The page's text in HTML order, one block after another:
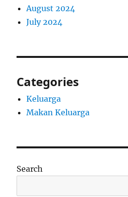
August 2024
July 2024
Categories
Keluarga
Makan Keluarga
Search